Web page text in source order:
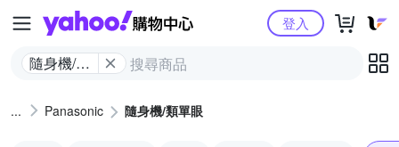
Yahoo購物中心
隨身機/類
登入
Panasonic 隨身機/類單眼